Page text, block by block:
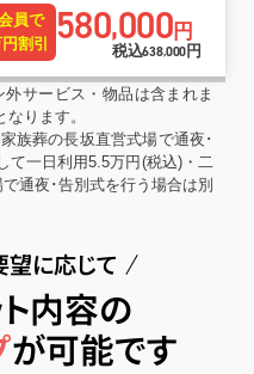
員で
割引 580,000円
税込638,000円
サービス・物品は含まれま
ります。
族葬の長坂直営式場で通夜･
て一日利用5.5万円(税込)・二
通夜･告別式を行う場合は別
望に応じて
内容の
が可能です